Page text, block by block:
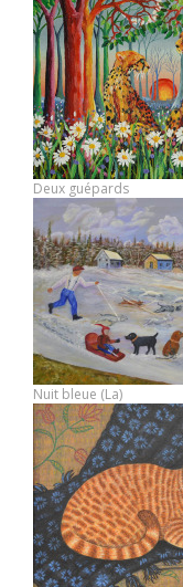
Deux guépards
Nuit bleue (La)